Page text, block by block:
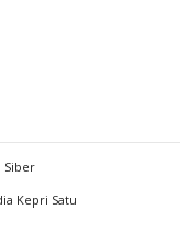
Siber
Kepri Satu